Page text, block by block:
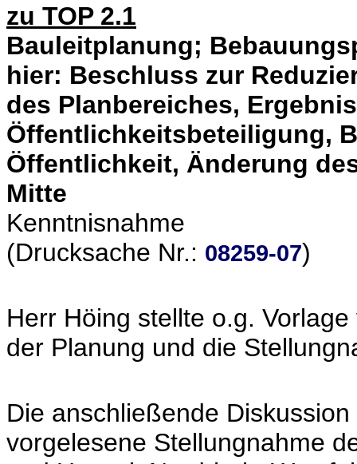
zu TOP 2.1
Bauleitplanung;
hier: Beschluss zur
des Planbereiches,
Öffentlichkeitsbeteiligung,
Öffentlichkeit, Änderung
Mitte
Kenntnisnahme
(Drucksache Nr.: 08259-07)
Herr Höing stellte o.g.
der Planung und die
Die anschließende
vorgelesene Stellungnahme